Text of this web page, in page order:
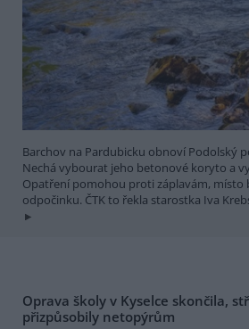
Barchov na Pardubicku obnoví Podolský
Nechá vybourat jeho betonové koryto a
Opatření pomohou proti záplavám, místo
odpočinku. ČTK to řekla starostka Iva
Oprava školy v Kyselce skončila,
přizpůsobily netopýrům